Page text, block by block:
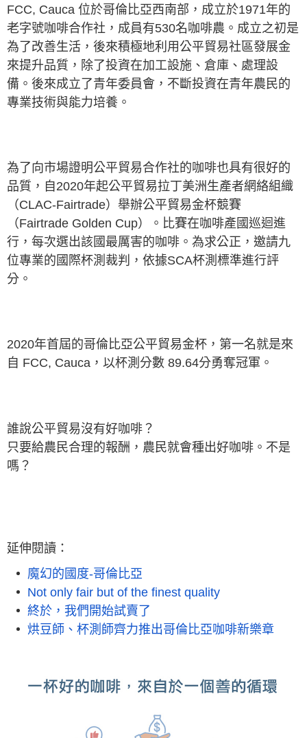
FCC, Cauca 位於哥倫比亞西南部，成立於1971年的
老字號咖啡合作社，成員有530名咖啡農。成立之初是
為了改善生活，後來積極地利用公平貿易社區發展金
來提升品質，除了投資在加工設施、倉庫、處理設
備。後來成立了青年委員會，不斷投資在青年農民的
專業技術與能力培養。
為了向市場證明公平貿易合作社的咖啡也具有很好的
品質，自2020年起公平貿易拉丁美洲生產者網絡組織
（CLAC-Fairtrade）舉辦公平貿易金杯競賽
（Fairtrade Golden Cup）。比賽在咖啡產國巡迴進
行，每次選出該國最厲害的咖啡。為求公正，邀請九
位專業的國際杯測裁判，依據SCA杯測標準進行評
分。
2020年首屆的哥倫比亞公平貿易金杯，第一名就是來
自 FCC, Cauca，以杯測分數 89.64分勇奪冠軍。
誰說公平貿易沒有好咖啡？
只要給農民合理的報酬，農民就會種出好咖啡。不是
嗎？
延伸閱讀：
魔幻的國度-哥倫比亞
Not only fair but of the finest quality
終於，我們開始試賣了
​烘豆師、杯測師齊力推出哥倫比亞咖啡新樂章